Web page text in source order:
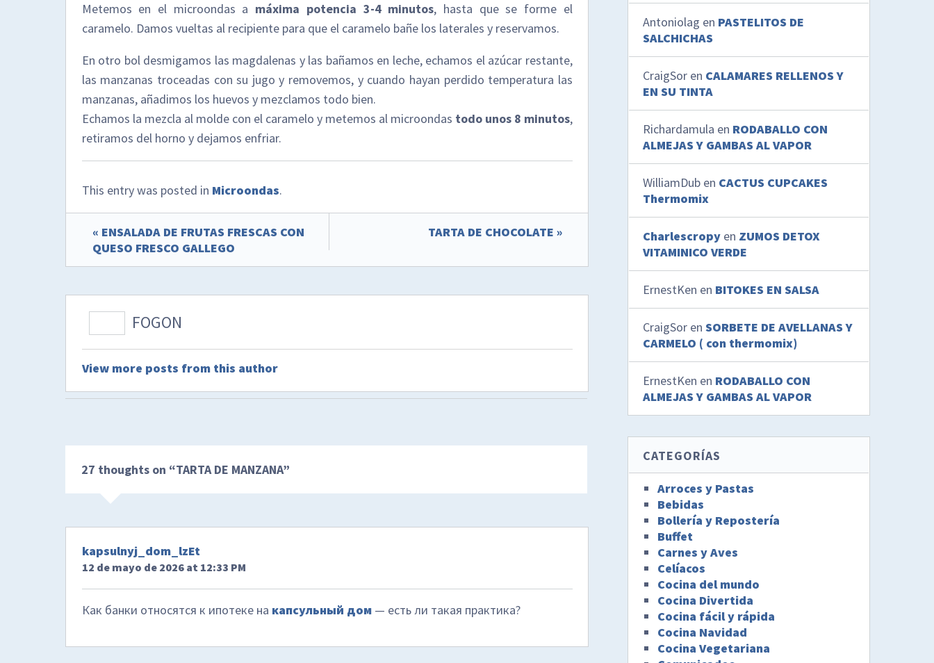
Metemos en el microondas a máxima potencia 3-4 minutos, hasta que se forme el
caramelo. Damos vueltas al recipiente para que el caramelo bañe los laterales y reservamos.
En otro bol desmigamos las magdalenas y las bañamos en leche, echamos el azúcar restante,
las manzanas troceadas con su jugo y removemos, y cuando hayan perdido temperatura las
manzanas, añadimos los huevos y mezclamos todo bien.
Echamos la mezcla al molde con el caramelo y metemos al microondas todo unos 8 minutos,
retiramos del horno y dejamos enfriar.
This entry was posted in Microondas.
« ENSALADA DE FRUTAS FRESCAS CON
QUESO FRESCO GALLEGO
TARTA DE CHOCOLATE »
FOGON
View more posts from this author
27 thoughts on “TARTA DE MANZANA”
kapsulnyj_dom_lzEt
12 de mayo de 2026 at 12:33 PM
Как банки относятся к ипотеке на капсульный дом— есть ли такая практика?
Antoniolag en PASTELITOS DE
SALCHICHAS
CraigSor en CALAMARES RELLENOS Y
EN SU TINTA
Richardamula en RODABALLO CON
ALMEJAS Y GAMBAS AL VAPOR
WilliamDub en CACTUS CUPCAKES
Thermomix
Charlescropy en ZUMOS DETOX
VITAMINICO VERDE
ErnestKen en BITOKES EN SALSA
CraigSor enSORBETE DE AVELLANAS Y
CARMELO ( con thermomix)
ErnestKen en RODABALLO CON
ALMEJAS Y GAMBAS AL VAPOR
CATEGORÍAS
Arroces y Pastas
Bebidas
Bollería y Repostería
Buffet
Carnes y Aves
Celíacos
Cocina del mundo
Cocina Divertida
Cocina fácil y rápida
Cocina Navidad
Cocina Vegetariana